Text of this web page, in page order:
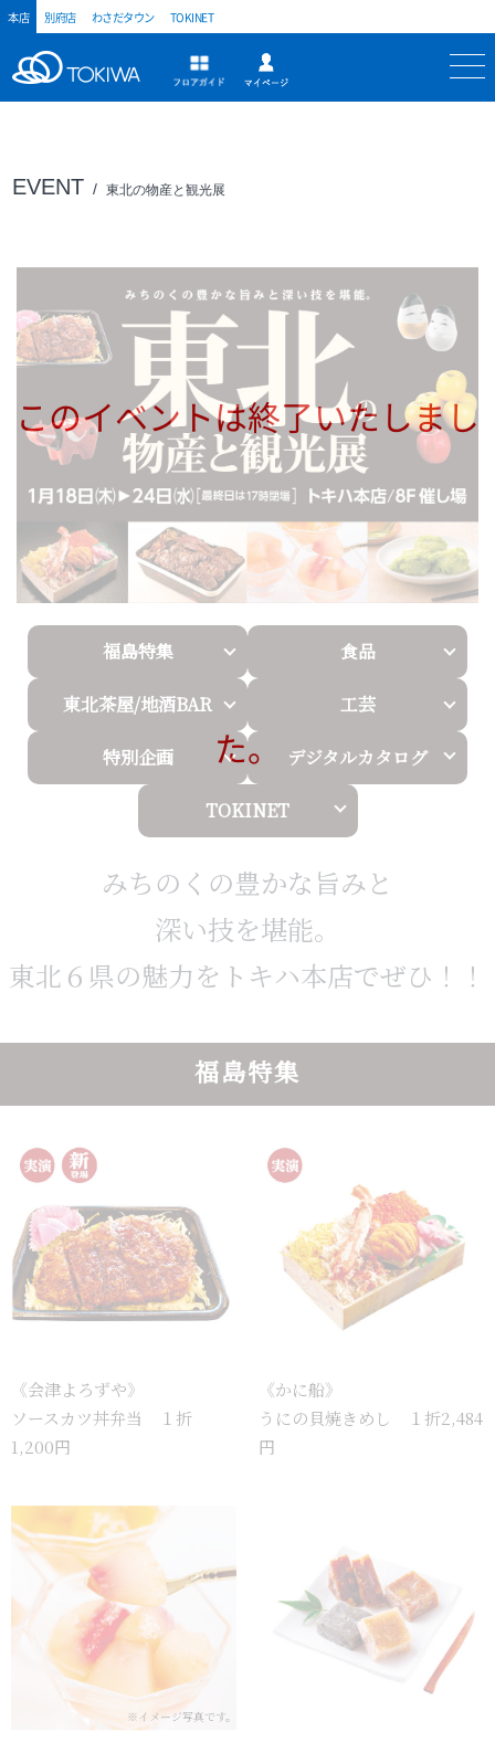
本店 別府店 わさだタウン TOKINET
トキハ フロアガイド
EVENT 東北の物産と観光展
このイベントは終了いたしまし
た。
福島特集 食品
東北茶屋/地酒BAR 工芸
特別企画 デジタルカタログ
TOKINET
みちのくの豊かな旨みと
深い技を堪能。
東北６県の魅力をトキハ本店でぜひ！！
福島特集
《会津よろずや》
ソースカツ丼弁当 １折
1,200円
《かに船》
うにの貝焼きめし １折2,484
円
※イメージ写真です。